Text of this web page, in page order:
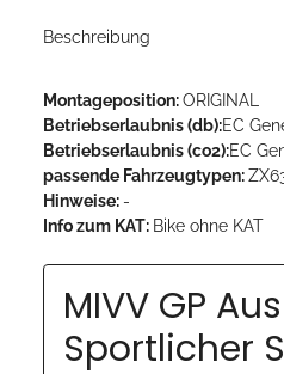
Beschreibung
Montageposition:ORIGINAL
Betriebserlaubnis (db):EC
Betriebserlaubnis (co2):EC
passende Fahrzeugtypen:
Hinweise: -
Info zum KAT: Bike ohne KAT
MIVV GP
Sportlicher